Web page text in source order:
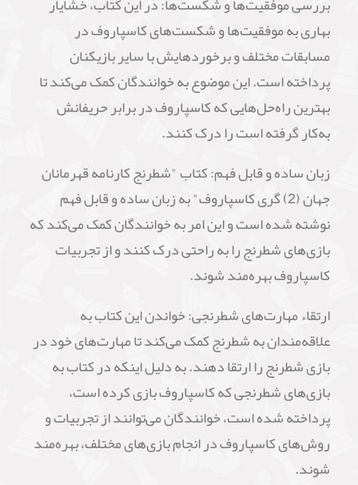
بهاری به موفقیت‌ها و شکست‌های کاسپاروف در
مسابقات مختلف و برخوردهایش با سایر بازیکنان
پرداخته است. این موضوع به خوانندگان کمک می‌کند تا
بهترین راه‌حل‌هایی که کاسپاروف در برابر حریفانش
به‌کار گرفته است را درک کنند.
زبان ساده و قابل فهم: کتاب "شطرنج کارنامه قهرمانان
جهان (2) گری کاسپاروف" به زبان ساده و قابل فهم
نوشته شده است و این امر به خوانندگان کمک می‌کند که
بازی‌های شطرنج را به راحتی درک کنند و از تجربیات
کاسپاروف بهره‌مند شوند.
ارتقاء مهارت‌های شطرنجی: خواندن این کتاب به
علاقه‌مندان به شطرنج کمک می‌کند تا مهارت‌های خود در
بازی شطرنج را ارتقا دهند. به دلیل اینکه در کتاب به
بازی‌های شطرنجی که کاسپاروف بازی کرده است،
پرداخته شده است، خوانندگان می‌توانند از تجربیات و
روش‌های کاسپاروف در انجام بازی‌های مختلف، بهره‌مند
شوند.